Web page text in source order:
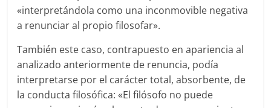
«interpretándola como una inconmovible negativa
a renunciar al propio filosofar».
También este caso, contrapuesto en apariencia al
analizado anteriormente de renuncia, podía
interpretarse por el carácter total, absorbente, de
la conducta filosófica: «El filósofo no puede